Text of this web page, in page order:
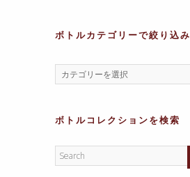
ボトルカテゴリーで絞り込み
ボトルコレクションを検索